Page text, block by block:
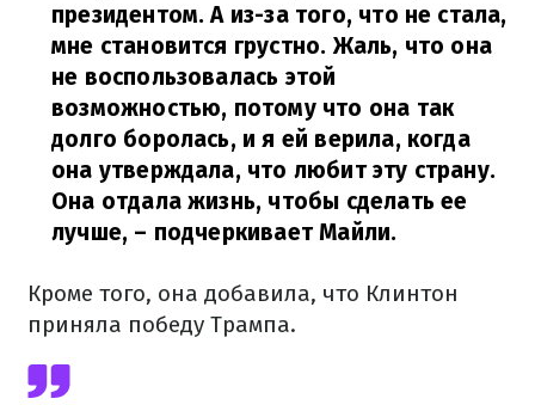
президентом. А из-за того, что не стала,
мне становится грустно. Жаль, что она
не воспользовалась этой
возможностью, потому что она так
долго боролась, и я ей верила, когда
она утверждала, что любит эту страну.
Она отдала жизнь, чтобы сделать ее
лучше, – подчеркивает Майли.
Кроме того, она добавила, что Клинтон
приняла победу Трампа.